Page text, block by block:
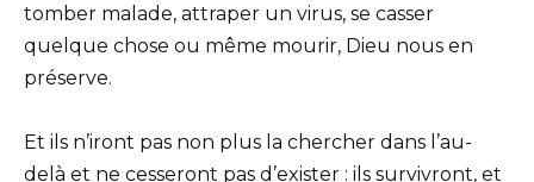
tomber malade, attraper un virus, se casser
quelque chose ou même mourir, Dieu nous en
préserve.
Et ils n’iront pas non plus la chercher dans l’au-
delà et ne cesseront pas d’exister : ils survivront, et